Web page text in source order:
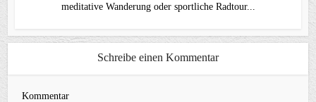
meditative Wanderung oder sportliche Radtour...
Schreibe einen Kommentar
Kommentar